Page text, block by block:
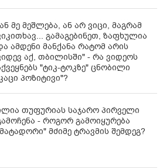
მე მეშლება, ან არ ვიცი, მაგრამ
გამაგებინეთ, ზაფხულია
ამდენი მანქანა რატომ არის
აქ, თბილისში" - რა ვიდეოს
"ტიკ-ტოკზე" ცნობილი
პოზიტივი"?
თუფურიას საჯარო პირველი
- როგორ გამოიყურება
მძიმე ტრავმის შემდეგ?